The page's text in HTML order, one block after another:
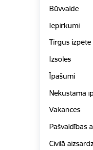
Būvvalde
Iepirkumi
Tirgus izpēte
Izsoles
Īpašumi
Nekustamā
Vakances
Pašvaldības
Civilā